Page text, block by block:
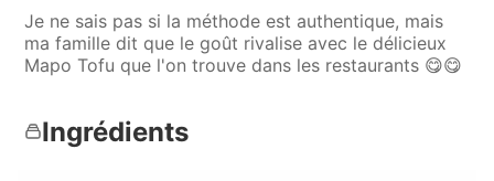
Je ne sais pas si la méthode est authentique, mais
ma famille dit que le goût rivalise avec le délicieux
Mapo Tofu que l'on trouve dans les restaurants 😋😋
Ingrédients